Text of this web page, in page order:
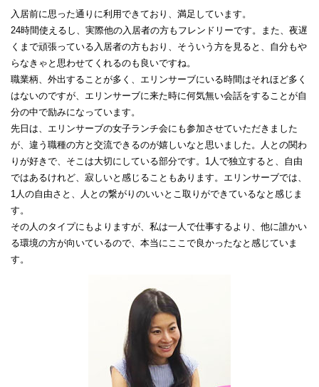
入居前に思った通りに利用できており、満足しています。
24時間使えるし、実際他の入居者の方もフレンドリーです。また、夜遅
くまで頑張っている入居者の方もおり、そういう方を見ると、自分もや
らなきゃと思わせてくれるのも良いですね。
職業柄、外出することが多く、エリンサーブにいる時間はそれほど多く
はないのですが、エリンサーブに来た時に何気無い会話をすることが自
分の中で励みになっています。
先日は、エリンサーブの女子ランチ会にも参加させていただきました
が、違う職種の方と交流できるのが嬉しいなと思いました。人との関わ
りが好きで、そこは大切にしている部分です。1人で独立すると、自由
ではあるけれど、寂しいと感じることもあります。エリンサーブでは、
1人の自由さと、人との繋がりのいいとこ取りができているなと感じま
す。
その人のタイプにもよりますが、私は一人で仕事するより、他に誰かい
る環境の方が向いているので、本当にここで良かったなと感じていま
す。